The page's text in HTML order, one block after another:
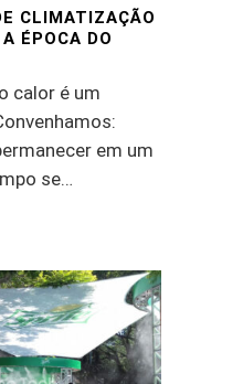
CLIMATIZAÇÃO
ÉPOCA DO
calor é um
em um
se…